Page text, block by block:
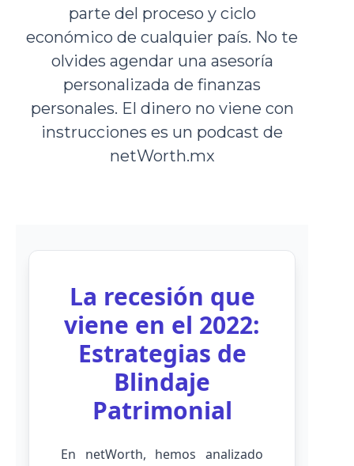
parte del proceso y ciclo
económico de cualquier país. No te
olvides agendar una asesoría
personalizada de finanzas
personales. El dinero no viene con
instrucciones es un podcast de
netWorth.mx
La recesión que
viene en el 2022:
Estrategias de
Blindaje
Patrimonial
En netWorth, hemos analizado